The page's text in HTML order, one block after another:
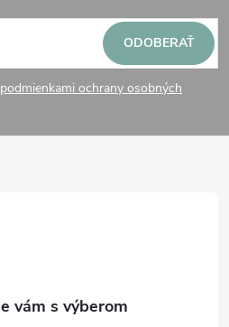
podmienkami ochrany osobných
ODOBERAŤ